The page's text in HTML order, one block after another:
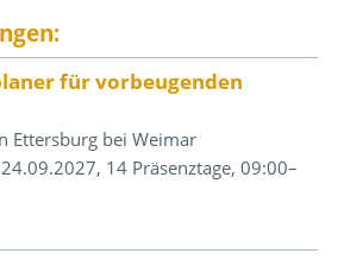
für vorbeugenden
Ettersburg bei Weimar
14 Präsenztage, 09:00–
benutzen